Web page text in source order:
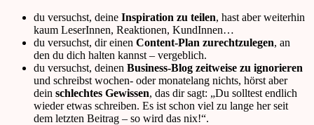
du versuchst, deine Inspiration zu teilen, hast aber weiterhin
kaum LeserInnen, Reaktionen, KundInnen…
du versuchst, dir einen Content-Plan zurechtzulegen, an
den du dich halten kannst – vergeblich.
du versuchst, deinen Business-Blog zeitweise zu ignorieren
und schreibst wochen- oder monatelang nichts, hörst aber
dein schlechtes Gewissen, das dir sagt: „Du solltest endlich
wieder etwas schreiben. Es ist schon viel zu lange her seit
dem letzten Beitrag – so wird das nix!“.